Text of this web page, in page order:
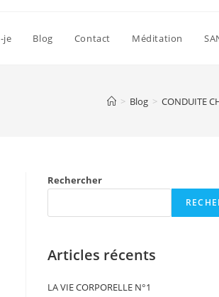
je Blog Contact Méditation
> Blog > CONDUITE
Rechercher
Articles récents
LA VIE CORPORELLE N°1